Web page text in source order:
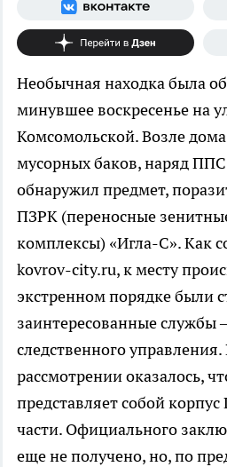
Необычная находка была
минувшее воскресенье на
Комсомольской. Возле
мусорных баков, наряд
обнаружил предмет,
ПЗРК (переносные
комплексы) «Игла-С». Как
kovrov-city.ru, к месту
экстренном порядке были
заинтересованные
следственного
рассмотрении оказалось,
представляет собой
части. Официального
еще не получено, но, по